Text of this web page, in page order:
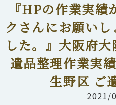
『HPの作業実績
クさんにお願い
した。』大阪府
遺品整理作業実
生野区 ご
2021/